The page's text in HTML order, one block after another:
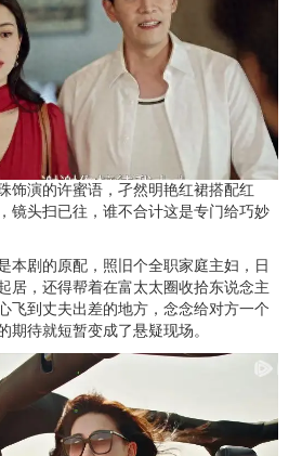
饰演的许蜜语，孑然明艳红裙搭配红
镜头扫已往，谁不合计这是专门给巧妙
本剧的原配，照旧个全职家庭主妇，日
居，还得帮着在富太太圈收拾东说念主
飞到丈夫出差的地方，念念给对方一个
期待就短暂变成了悬疑现场。